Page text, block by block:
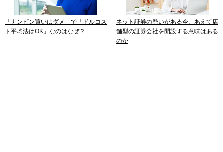
「ナンピン買いはダメ」で「ドルコス
ト平均法はOK」なのはなぜ？
ネット証券の勢いがある今、あえて店
舗型の証券会社を開設する意味はある
のか